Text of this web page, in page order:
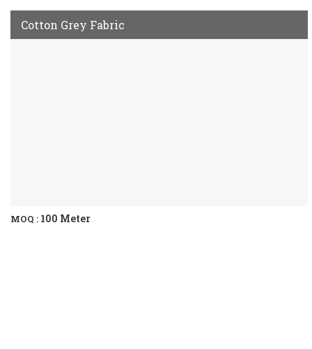
Cotton Grey Fabric
MOQ : 100 Meter